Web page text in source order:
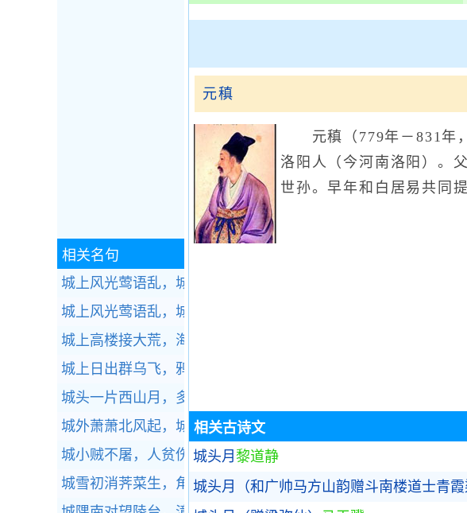
元稹
元稹（779年－831年，
洛阳人（今河南洛阳）。
世孙。早年和白居易共同
相关古诗文
城头月 黎道静
城头月（和广帅马方山韵赠斗南楼道士青霞
相关名句
城上风光莺语乱，城下烟波春拍岸。全诗赏析
城上风光莺语乱，城下烟波春拍岸。全诗赏析
城上高楼接大荒，海天愁思正茫茫。全诗赏析
城上日出群乌飞，鸦鸦争赴朝阳枝。全诗赏析
城头一片西山月，多少征人马上看。全诗赏析
城外萧萧北风起，城上健儿吹落耳。全诗赏析
城小贼不屠，人贫伤可怜。全诗赏析
城雪初消荠菜生，角门深巷少人行。全诗赏析